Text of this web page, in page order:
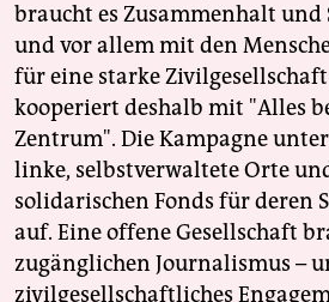
braucht es Zusammenhalt
und vor allem mit den
für eine starke
kooperiert deshalb mit "Alles
Zentrum". Die Kampagne
linke, selbstverwaltete Orte
solidarischen Fonds für deren
auf. Eine offene Gesellschaft
zugänglichen Journalismus –
zivilgesellschaftliches